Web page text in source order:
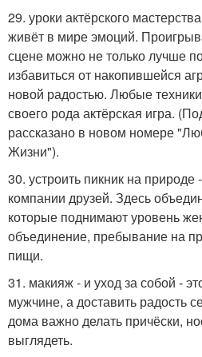
29. уроки актёрского
живёт в мире эмоций.
сцене можно не только лучше
избавиться от накопившейся
новой радостью. Любые
своего рода актёрская игра.
рассказано в новом номере
Жизни").
30. устроить пикник на природе
компании друзей. Здесь
которые поднимают уровень
объединение, пребывание на
пищи.
31. макияж - и уход за собой -
мужчине, а доставить радость
дома важно делать причёски,
выглядеть.